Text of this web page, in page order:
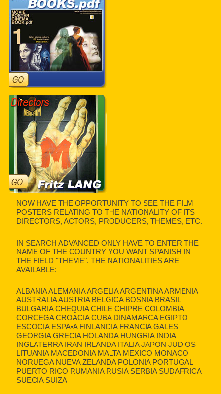
NOW HAVE THE OPPORTUNITY TO SEE THE FILM
POSTERS RELATING TO THE NATIONALITY OF ITS
DIRECTORS, ACTORS, PRODUCERS, THEMES, ETC.
IN SEARCH ADVANCED ONLY HAVE TO ENTER THE
NAME OF THE COUNTRY YOU WANT SPANISH IN
THE FIELD "THEME". THE NATIONALITIES ARE
AVAILABLE:
ALBANIA ALEMANIA ARGELIA ARGENTINA ARMENIA
AUSTRALIA AUSTRIA BELGICA BOSNIA BRASIL
BULGARIA CHEQUIA CHILE CHIPRE COLOMBIA
CORCEGA CROACIA CUBA DINAMARCA EGIPTO
ESCOCIA ESPA•A FINLANDIA FRANCIA GALES
GEORGIA GRECIA HOLANDA HUNGRIA INDIA
INGLATERRA IRAN IRLANDA ITALIA JAPON JUDIOS
LITUANIA MACEDONIA MALTA MEXICO MONACO
NORUEGA NUEVA ZELANDA POLONIA PORTUGAL
PUERTO RICO RUMANIA RUSIA SERBIA SUDAFRICA
SUECIA SUIZA